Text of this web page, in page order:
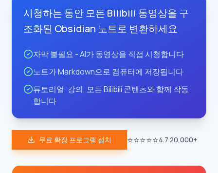
시청하는 동안 모든 Bilibili 동영상을 구
조화된 Obsidian 노트로 변환하세요
자막 불필요 - AI가 동영상을 직접 시청합니다
노트가 Markdown으로 컴퓨터에 저장됩니다
튜토리얼, 강의, 모든 Bilibili 콘텐츠와 함께 작동
합니다
무료 확장 프로그램 설치 ⭐⭐⭐⭐⭐4.7|20,000+